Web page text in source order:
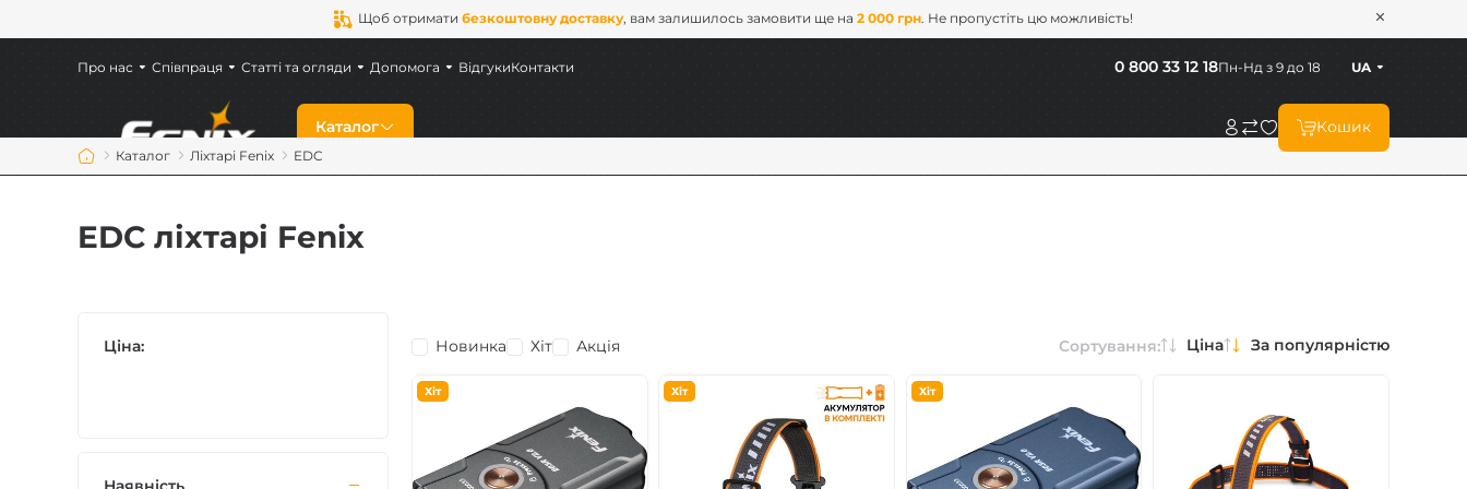
Щоб отриматибезкоштовну доставку, вам залишилось замовити ще на2 000 грн. Не пропустіть цю можливість!
Каталог
Ліхтарі для військових
Акумулятори Fenix
Кошик
Пн-Нд з 9 до 18
0 800 33 12 18 UA
Про нас Співпраця Статті та огляди Допомога ВідгукиКонтакти
Каталог Ліхтарі Fenix EDC
EDC ліхтарі Fenix
Сортування: Ціна За популярністю
Новинка Хіт Акція
Хіт Хіт Хіт
Ціна: